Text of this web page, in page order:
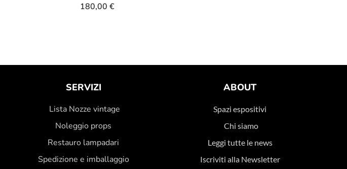
180,00 €
SERVIZI
Lista Nozze vintage
Noleggio props
Restauro lampadari
Spedizione e imballaggio
ABOUT
Spazi espositivi
Chi siamo
Leggi tutte le news
Iscriviti alla Newsletter